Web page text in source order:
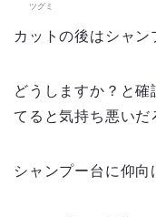
ツグミ
カットの後はシャン
どうしますか？と
てると気持ち悪いだ
シャンプー台に仰向